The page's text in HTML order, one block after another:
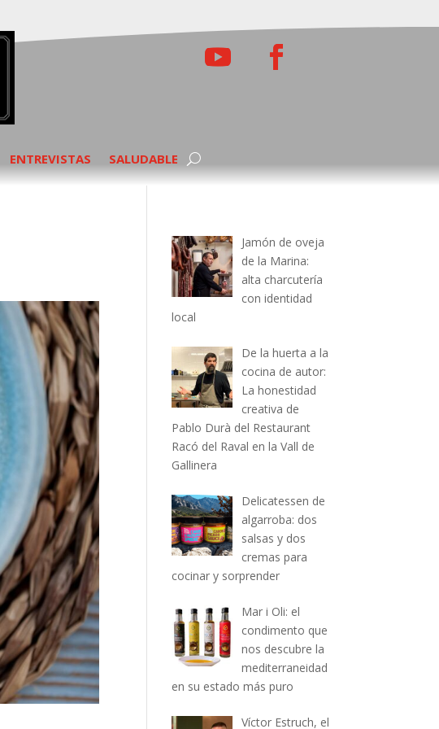
ENTREVISTAS SALUDABLE
Jamón de oveja
de la Marina:
alta charcutería
con identidad
local
De la huerta a la
cocina de autor:
La honestidad
creativa de
Pablo Durà del Restaurant
Racó del Raval en la Vall de
Gallinera
Delicatessen de
algarroba: dos
salsas y dos
cremas para
cocinar y sorprender
Mar i Oli: el
condimento que
nos descubre la
mediterraneidad
en su estado más puro
Víctor Estruch, el